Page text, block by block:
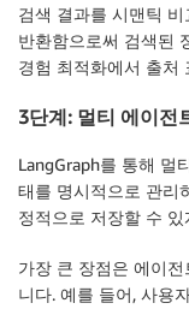
검색 결과를 시맨틱
반환함으로써 검색된
경험 최적화에서 출처
3단계: 멀티 에이전
LangGraph를 통해 멀
태를 명시적으로 관리
정적으로 저장할 수
가장 큰 장점은 에이
니다. 예를 들어, 사용